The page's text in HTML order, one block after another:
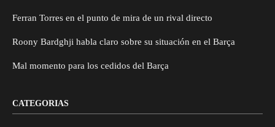
Ferran Torres en el punto de mira de un rival directo
Roony Bardghji habla claro sobre su situación en el Barça
Mal momento para los cedidos del Barça
CATEGORIAS